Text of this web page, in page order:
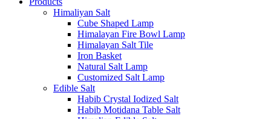
Himaliyan Salt
Cube Shaped Lamp
Himalayan Fire Bowl Lamp
Himalayan Salt Tile
Iron Basket
Natural Salt Lamp
Customized Salt Lamp
Edible Salt
Habib Crystal Iodized Salt
Habib Motidana Table Salt